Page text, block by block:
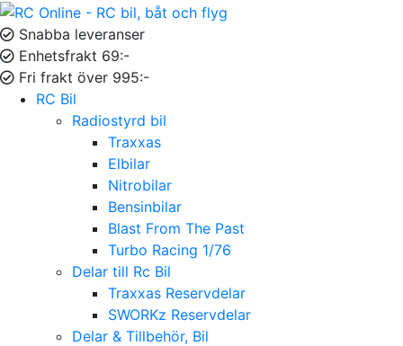
Snabba leveranser
Enhetsfrakt 69:-
Fri frakt över 995:-
RC Bil
Radiostyrd bil
Traxxas
Elbilar
Nitrobilar
Bensinbilar
Blast From The Past
Turbo Racing 1/76
Delar till Rc Bil
Traxxas Reservdelar
SWORKz Reservdelar
Delar & Tillbehör, Bil